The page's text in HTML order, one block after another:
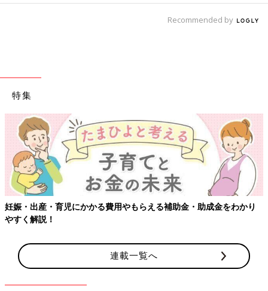
Recommended by
特集
妊娠・出産・育児にかかる費用やもらえる補助金・助成金をわかり
やすく解説！
連載一覧へ